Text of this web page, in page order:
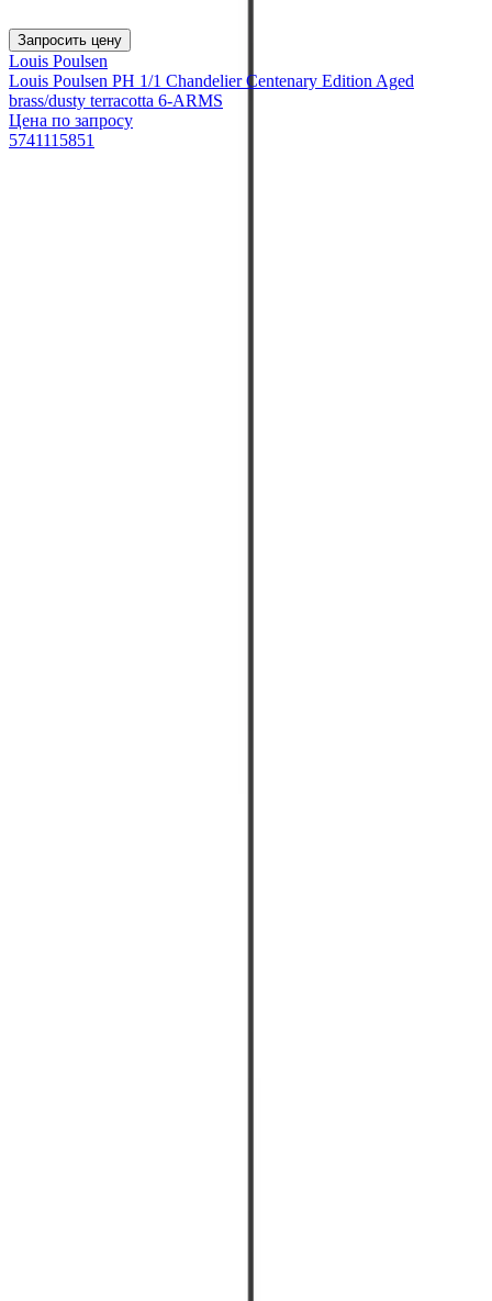
Запросить цену
Louis Poulsen
Louis Poulsen PH 1/1 Chandelier Centenary Edition Aged
brass/dusty terracotta 6-ARMS
Цена по запросу
5741115851